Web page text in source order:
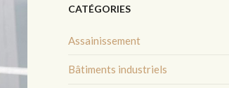
CATÉGORIES
Assainissement
Bâtiments industriels